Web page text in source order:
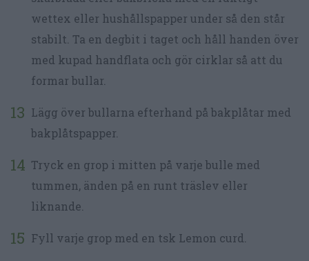
wettex eller hushållspapper under så den står
stabilt. Ta en degbit i taget och håll handen över
med kupad handflata och gör cirklar så att du
formar bullar.
Lägg över bullarna efterhand på bakplåtar med
bakplåtspapper.
Tryck en grop i mitten på varje bulle med
tummen, änden på en runt träslev eller
liknande.
Fyll varje grop med en tsk Lemon curd.